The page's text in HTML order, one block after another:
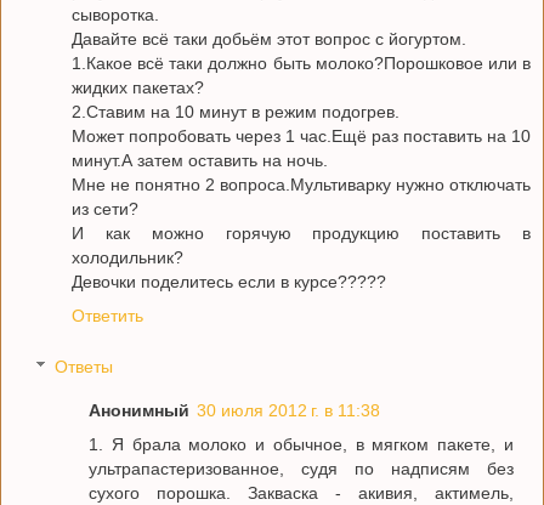
сыворотка.
Давайте всё таки добьём этот вопрос с йогуртом.
1.Какое всё таки должно быть молоко?Порошковое или в
жидких пакетах?
2.Ставим на 10 минут в режим подогрев.
Может попробовать через 1 час.Ещё раз поставить на 10
минут.А затем оставить на ночь.
Мне не понятно 2 вопроса.Мультиварку нужно отключать
из сети?
И как можно горячую продукцию поставить в
холодильник?
Девочки поделитесь если в курсе?????
Ответить
Ответы
Анонимный 30 июля 2012 г. в 11:38
1. Я брала молоко и обычное, в мягком пакете, и
ультрапастеризованное, судя по надписям без
сухого порошка. Закваска - акивия, актимель,